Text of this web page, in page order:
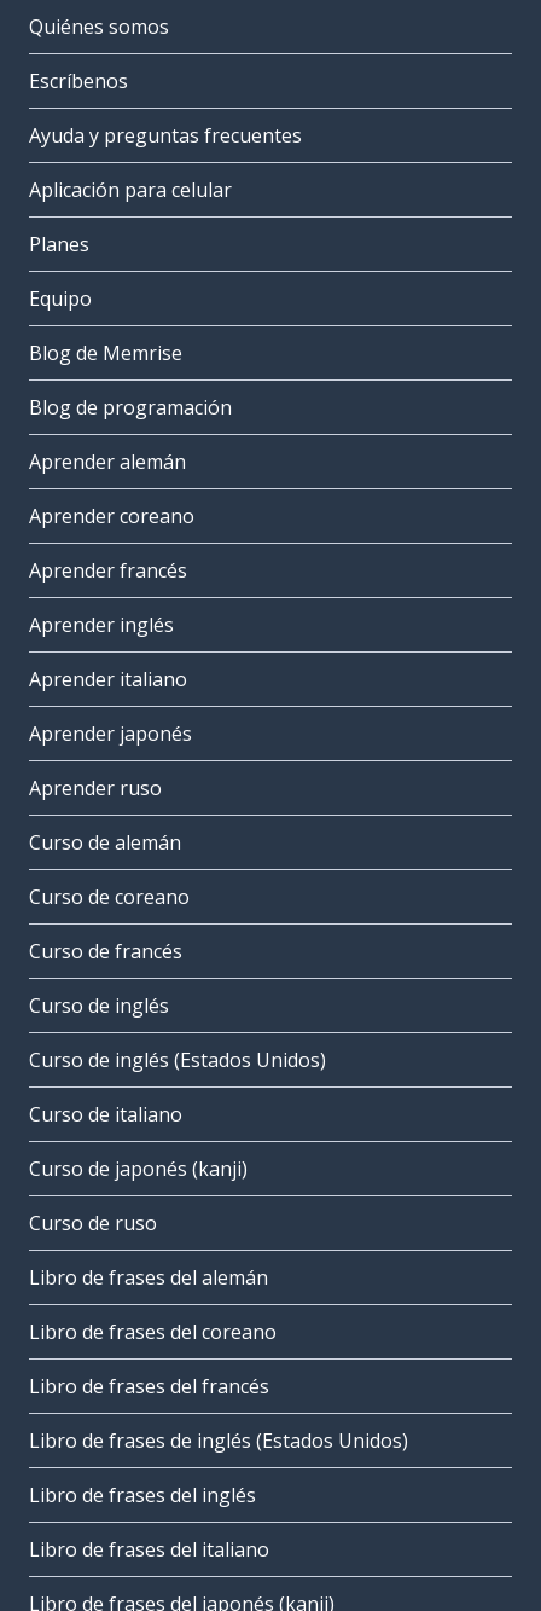
Quiénes somos
Escríbenos
Ayuda y preguntas frecuentes
Aplicación para celular
Planes
Equipo
Blog de Memrise
Blog de programación
Aprender alemán
Aprender coreano
Aprender francés
Aprender inglés
Aprender italiano
Aprender japonés
Aprender ruso
Curso de alemán
Curso de coreano
Curso de francés
Curso de inglés
Curso de inglés (Estados Unidos)
Curso de italiano
Curso de japonés (kanji)
Curso de ruso
Libro de frases del alemán
Libro de frases del coreano
Libro de frases del francés
Libro de frases de inglés (Estados Unidos)
Libro de frases del inglés
Libro de frases del italiano
Libro de frases del japonés (kanji)